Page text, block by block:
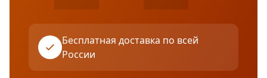
Бесплатная доставка по всей
России